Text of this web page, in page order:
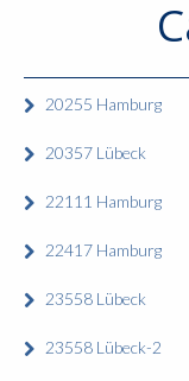
20255 Hamburg
20357 Lübeck
22111 Hamburg
22417 Hamburg
23558 Lübeck
23558 Lübeck-2